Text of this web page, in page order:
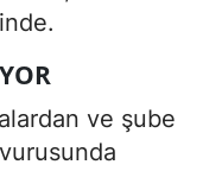
ve şube